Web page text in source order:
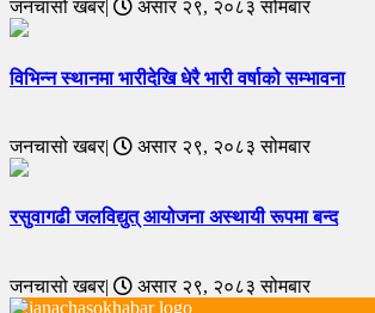
जनचासो खबर| असार २९, २०८३ सोमबार
विभिन्न स्थानमा भारीदेखि धेरै भारी वर्षाको सम्भावना
जनचासो खबर| असार २९, २०८३ सोमबार
रसुवागढी जलविद्युत् आयोजना अस्थायी रूपमा बन्द
जनचासो खबर| असार २९, २०८३ सोमबार